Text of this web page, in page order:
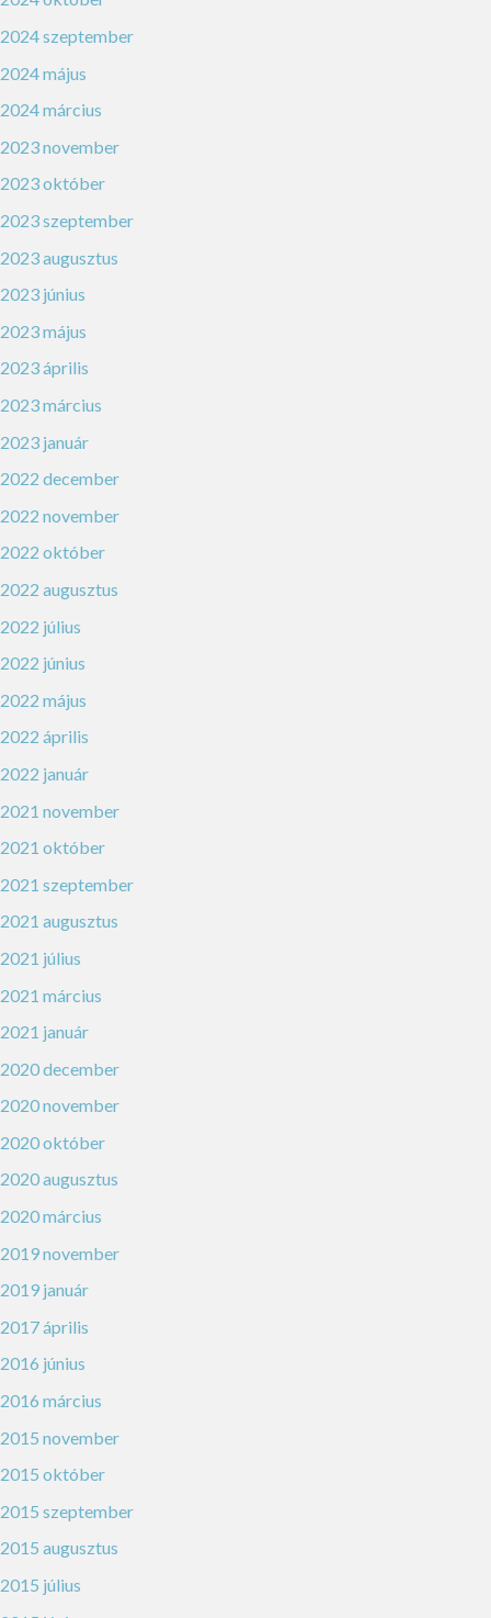
2024 szeptember
2024 május
2024 március
2023 november
2023 október
2023 szeptember
2023 augusztus
2023 június
2023 május
2023 április
2023 március
2023 január
2022 december
2022 november
2022 október
2022 augusztus
2022 július
2022 június
2022 május
2022 április
2022 január
2021 november
2021 október
2021 szeptember
2021 augusztus
2021 július
2021 március
2021 január
2020 december
2020 november
2020 október
2020 augusztus
2020 március
2019 november
2019 január
2017 április
2016 június
2016 március
2015 november
2015 október
2015 szeptember
2015 augusztus
2015 július